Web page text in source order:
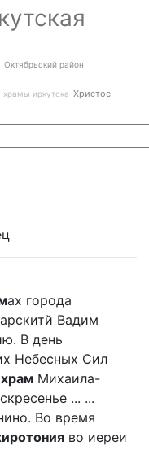
Октябрьский район
храмы иркутска Христос
ах города
Вадим
В день
Небесных Сил
храм Михаила-
... ...
Во время
во иереи